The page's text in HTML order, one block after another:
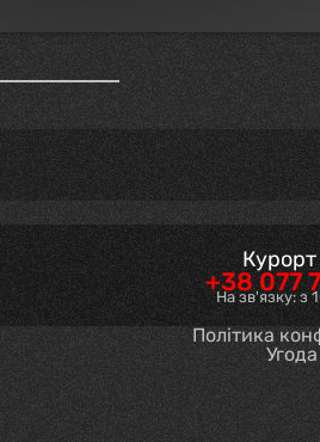
+38 077
На зв'язку: з
Політика